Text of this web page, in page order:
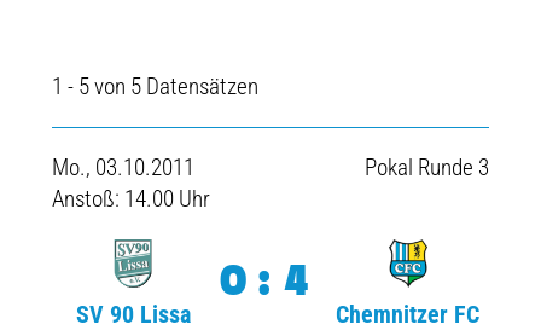
1 - 5 von 5 Datensätzen
Mo., 03.10.2011
Anstoß: 14.00 Uhr
Pokal Runde 3
SV 90 Lissa
0:4
Chemnitzer FC